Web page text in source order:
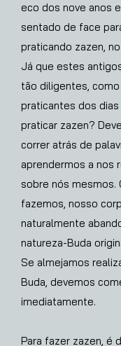
eco dos nove anos
sentado de face
praticando zazen,
Já que estes
tão diligentes,
praticantes dos
praticar zazen?
correr atrás de
aprendermos a nos
sobre nós mesmos.
fazemos, nosso
naturalmente
natureza-Buda
Se almejamos
Buda, devemos
imediatamente.
Para fazer zazen, é